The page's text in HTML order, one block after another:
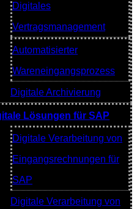
Digitales
Vertragsmanagement
Automatisierter
Wareneingangsprozess
Digitale Archivierung
Lösungen für SAP
Digitale Verarbeitung von
Eingangsrechnungen für
SAP
Digitale Verarbeitung von